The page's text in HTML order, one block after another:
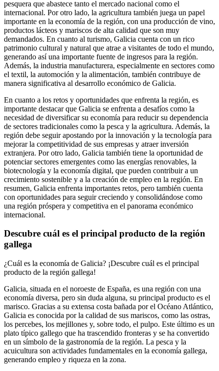
pesquera que abastece tanto el mercado nacional como el
internacional. Por otro lado, la agricultura también juega un papel
importante en la economía de la región, con una producción de vino,
productos lácteos y mariscos de alta calidad que son muy
demandados. En cuanto al turismo, Galicia cuenta con un rico
patrimonio cultural y natural que atrae a visitantes de todo el mundo,
generando así una importante fuente de ingresos para la región.
Además, la industria manufacturera, especialmente en sectores como
el textil, la automoción y la alimentación, también contribuye de
manera significativa al desarrollo económico de Galicia.
En cuanto a los retos y oportunidades que enfrenta la región, es
importante destacar que Galicia se enfrenta a desafíos como la
necesidad de diversificar su economía para reducir su dependencia
de sectores tradicionales como la pesca y la agricultura. Además, la
región debe seguir apostando por la innovación y la tecnología para
mejorar la competitividad de sus empresas y atraer inversión
extranjera. Por otro lado, Galicia también tiene la oportunidad de
potenciar sectores emergentes como las energías renovables, la
biotecnología y la economía digital, que pueden contribuir a un
crecimiento sostenible y a la creación de empleo en la región. En
resumen, Galicia enfrenta importantes retos, pero también cuenta
con oportunidades para seguir creciendo y consolidándose como
una región próspera y competitiva en el panorama económico
internacional.
Descubre cuál es el principal producto de la región
gallega
¿Cuál es la economía de Galicia? ¡Descubre cuál es el principal
producto de la región gallega!
Galicia, situada en el noroeste de España, es una región con una
economía diversa, pero sin duda alguna, su principal producto es el
marisco. Gracias a su extensa costa bañada por el Océano Atlántico,
Galicia es conocida por la calidad de sus mariscos, como las ostras,
los percebes, los mejillones y, sobre todo, el pulpo. Este último es un
plato típico gallego que ha trascendido fronteras y se ha convertido
en un símbolo de la gastronomía de la región. La pesca y la
acuicultura son actividades fundamentales en la economía gallega,
generando empleo y riqueza en la zona.